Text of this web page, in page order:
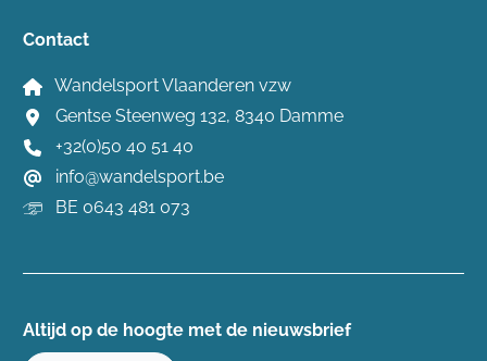
Contact
Wandelsport Vlaanderen vzw
Gentse Steenweg 132, 8340 Damme
+32(0)50 40 51 40
info@wandelsport.be
BE 0643 481 073
Altijd op de hoogte ​met de nieuwsbrief